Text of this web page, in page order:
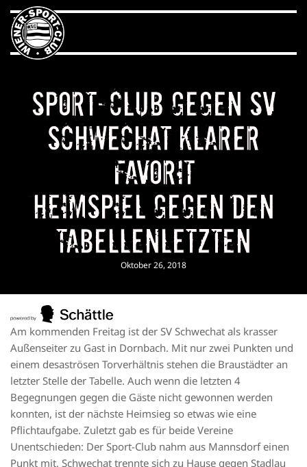
Sport-Club gegen SV
Schwechat klarer
Favorit
Heimspiel gegen den
Tabellenletzten
Oktober 26, 2018
Am kommenden Freitag ist der SV Schwechat als krasser
Außenseiter zu Gast in Dornbach. Mit nur zwei Punkten und
einem desaströsen Torverhältnis stehen die Braustädter an
letzter Stelle der Tabelle. Auch wenn die letzten 4
Begegnungen gegen die Gäste nicht gewonnen werden
konnten, ist der nächste Heimsieg so etwas wie eine
Pflichtaufgabe. Zuletzt gab es für beide Vereine
Unentschieden: Der Sport-Club nahm aus Mannsdorf einen
Punkt mit, Schwechat trennte sich zu Hause gegen Stadlau